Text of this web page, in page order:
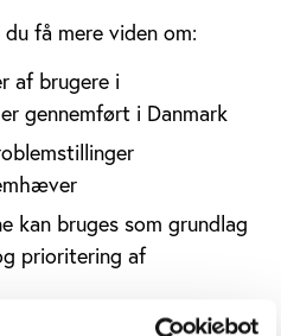
få mere viden om:
af brugere i
gennemført i Danmark
kan bruges som grundlag
prioritering af